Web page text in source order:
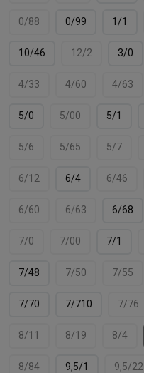
0/88 0/99 1/1
10/46 12/2 3/0
4/33 4/60 4/63
5/0 5/00 5/1
5/6 5/65 5/7
6/12 6/4 6/46
6/60 6/63 6/68
7/0 7/00 7/1
7/48 7/50 7/55
7/70 7/710 7/76
8/11 8/19 8/4
8/84 9,5/1 9,5/22